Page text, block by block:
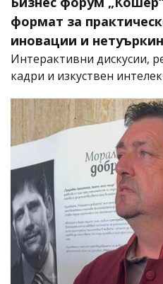
формат за
иновации и
Интерактивни дискусии,
кадри и изкуствен